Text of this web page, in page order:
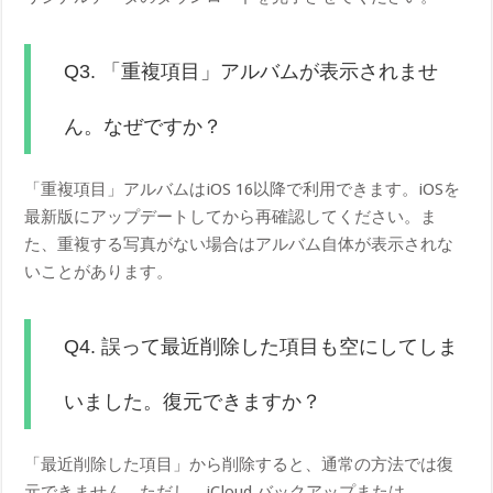
Q3. 「重複項目」アルバムが表示されませ
ん。なぜですか？
「重複項目」アルバムはiOS 16以降で利用できます。iOSを
最新版にアップデートしてから再確認してください。ま
た、重複する写真がない場合はアルバム自体が表示されな
いことがあります。
Q4. 誤って最近削除した項目も空にしてしま
いました。復元できますか？
「最近削除した項目」から削除すると、通常の方法では復